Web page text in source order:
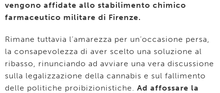
vengono affidate allo stabilimento chimico
farmaceutico militare di Firenze.
Rimane tuttavia l’amarezza per un’occasione persa,
la consapevolezza di aver scelto una soluzione al
ribasso, rinunciando ad avviare una vera discussione
sulla legalizzazione della cannabis e sul fallimento
delle politiche proibizionistiche. Ad affossare la